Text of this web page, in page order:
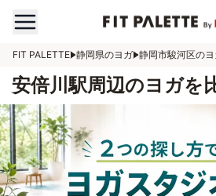
FIT PALETTE 静岡県のヨガ 静岡市駿河区の
安倍川駅周辺のヨガを